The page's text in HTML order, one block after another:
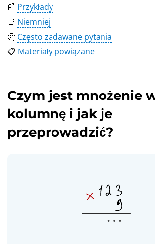
📰 Przykłady
📑 Niemniej
🤔 Często zadawane pytania
📋 Materiały powiązane
Czym jest mnożenie
kolumnę i jak je
przeprowadzić?